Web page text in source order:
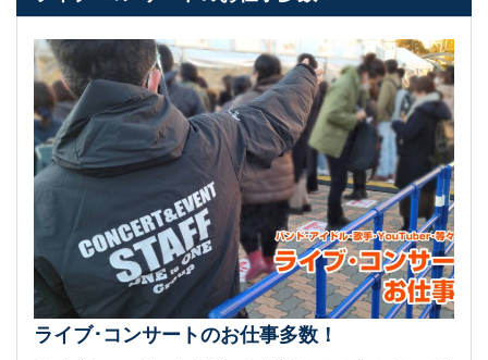
ライブ･コンサートのお仕事多数！